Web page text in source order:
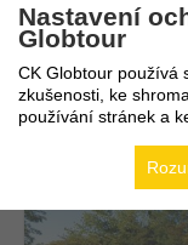
Hotel
Bulharsko
Nastavení
Globtour
CK Globtour používá
zkušenosti, ke
používání stránek a